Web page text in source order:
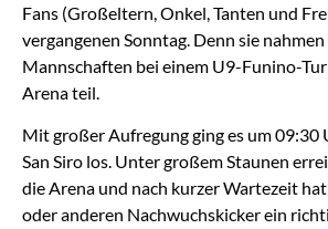
Fans (Großeltern, Onkel, Tanten und
vergangenen Sonntag. Denn sie
Mannschaften bei einem U9-Funino-
Arena teil.
Mit großer Aufregung ging es um 09:30
San Siro los. Unter großem Staunen
die Arena und nach kurzer Wartezeit
oder anderen Nachwuchskicker ein